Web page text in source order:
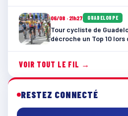
06/08 · 21h27 GUADELOUPE
Tour cycliste de
décroche un Top 10 lors
VOIR TOUT LE FIL →
RESTEZ CONNECTÉ